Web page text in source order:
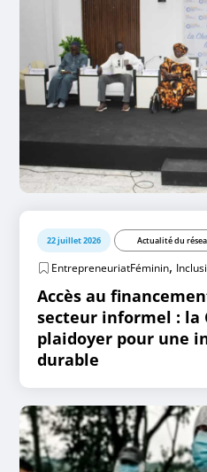
22 juillet 2026 Actualité du
EntrepreneuriatFéminin,
Accès au
secteur informel : la
plaidoyer pour une
durable